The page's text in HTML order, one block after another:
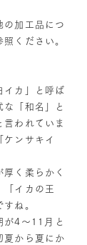
加工品につ
ください。
カ」と呼ば
「和名」と
われていま
ンサキイ
く柔らかく
「イカの王
ね。
が4〜11月と
夏から夏にか